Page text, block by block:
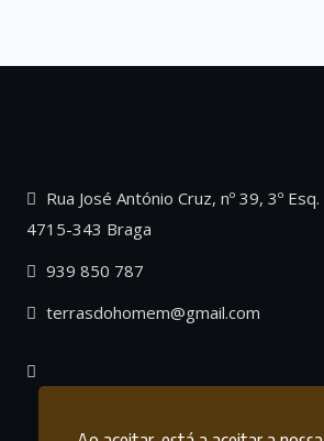
Rua José António Cruz, nº 39, 3º
4715-343 Braga
939 850 787
terrasdohomem@gmail.com